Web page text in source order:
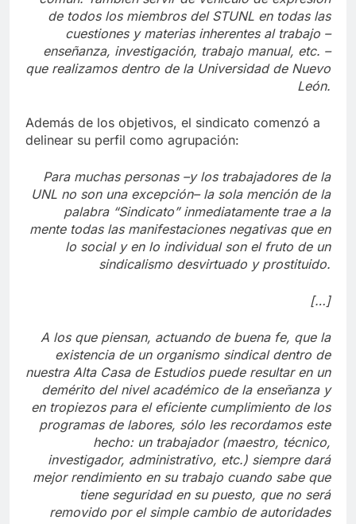
común. También servir de vehículo de expresión
de todos los miembros del STUNL en todas las
cuestiones y materias inherentes al trabajo –
enseñanza, investigación, trabajo manual, etc. –
que realizamos dentro de la Universidad de Nuevo
Además de los objetivos, el sindicato comenzó a
Para muchas personas –y los trabajadores de la
UNL no son una excepción– la sola mención de la
palabra “Sindicato” inmediatamente trae a la
mente todas las manifestaciones negativas que en
lo social y en lo individual son el fruto de un
A los que piensan, actuando de buena fe, que la
existencia de un organismo sindical dentro de
nuestra Alta Casa de Estudios puede resultar en un
demérito del nivel académico de la enseñanza y
en tropiezos para el eficiente cumplimiento de los
programas de labores, sólo les recordamos este
hecho: un trabajador (maestro, técnico,
investigador, administrativo, etc.) siempre dará
mejor rendimiento en su trabajo cuando sabe que
tiene seguridad en su puesto, que no será